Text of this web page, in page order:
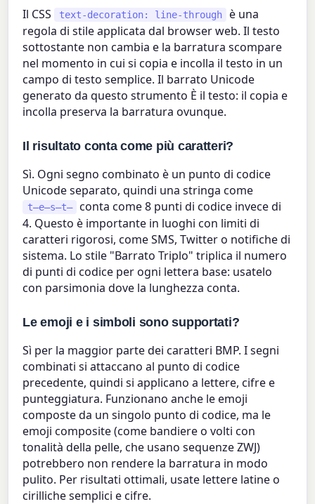
Il CSS text-decoration: line-through
è una
regola di stile applicata dal browser web. Il testo
sottostante non cambia e la barratura scompare
nel momento in cui si copia e incolla il testo in un
campo di testo semplice. Il barrato Unicode
generato da questo strumento È il testo: il copia e
incolla preserva la barratura ovunque.
Il risultato conta come più caratteri?
Sì. Ogni segno combinato è un punto di codice
Unicode separato, quindi una stringa come
t̶e̶s̶t̶
conta come 8 punti di codice invece di
4. Questo è importante in luoghi con limiti di
caratteri rigorosi, come SMS, Twitter o notifiche di
sistema. Lo stile "Barrato Triplo" triplica il numero
di punti di codice per ogni lettera base: usatelo
con parsimonia dove la lunghezza conta.
Le emoji e i simboli sono supportati?
Sì per la maggior parte dei caratteri BMP. I segni
combinati si attaccano al punto di codice
precedente, quindi si applicano a lettere, cifre e
punteggiatura. Funzionano anche le emoji
composte da un singolo punto di codice, ma le
emoji composite (come bandiere o volti con
tonalità della pelle, che usano sequenze ZWJ)
potrebbero non rendere la barratura in modo
pulito. Per risultati ottimali, usate lettere latine o
cirilliche semplici e cifre.